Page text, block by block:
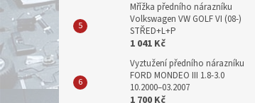
Mřížka předního nárazníku
Volkswagen VW GOLF VI (08-)
STŘED+L+P
1 041 Kč
Vyztužení předního nárazníku
FORD MONDEO III 1.8-3.0
10.2000–03.2007
1 700 Kč